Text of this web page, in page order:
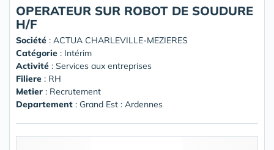
OPERATEUR SUR ROBOT DE SOUDURE
H/F
Société : ACTUA CHARLEVILLE-MEZIERES
Catégorie : Intérim
Activité : Services aux entreprises
Filiere : RH
Metier : Recrutement
Departement : Grand Est : Ardennes